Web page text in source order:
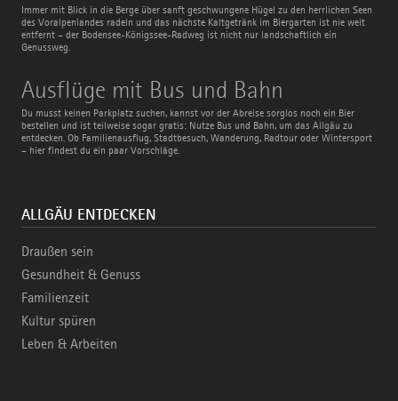
Immer mit Blick in die Berge über sanft geschwungene Hügel zu den herrlichen Seen
des Voralpenlandes radeln und das nächste Kaltgetränk im Biergarten ist nie weit
entfernt – der Bodensee-Königssee-Radweg ist nicht nur landschaftlich ein
Genussweg.
Radweg
Ausflüge mit Bus und Bahn
Du musst keinen Parkplatz suchen, kannst vor der Abreise sorglos noch ein Bier
bestellen und ist teilweise sogar gratis: Nutze Bus und Bahn, um das Allgäu zu
entdecken. Ob Familienausflug, Stadtbesuch, Wanderung, Radtour oder Wintersport
– hier findest du ein paar Vorschläge.
Ausflüge
mit
Bus
und
Bahn
ALLGÄU ENTDECKEN
Draußen sein
Gesundheit & Genuss
Familienzeit
Kultur spüren
Leben & Arbeiten